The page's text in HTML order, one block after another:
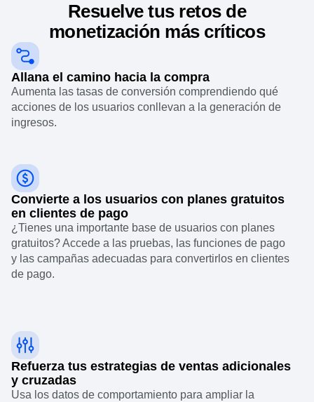
Resuelve tus retos de
monetización más críticos
Allana el camino hacia la compra
Aumenta las tasas de conversión comprendiendo qué
acciones de los usuarios conllevan a la generación de
ingresos.
Convierte a los usuarios con planes gratuitos
en clientes de pago
¿Tienes una importante base de usuarios con planes
gratuitos? Accede a las pruebas, las funciones de pago
y las campañas adecuadas para convertirlos en clientes
de pago.
Refuerza tus estrategias de ventas adicionales
y cruzadas
Usa los datos de comportamiento para ampliar la